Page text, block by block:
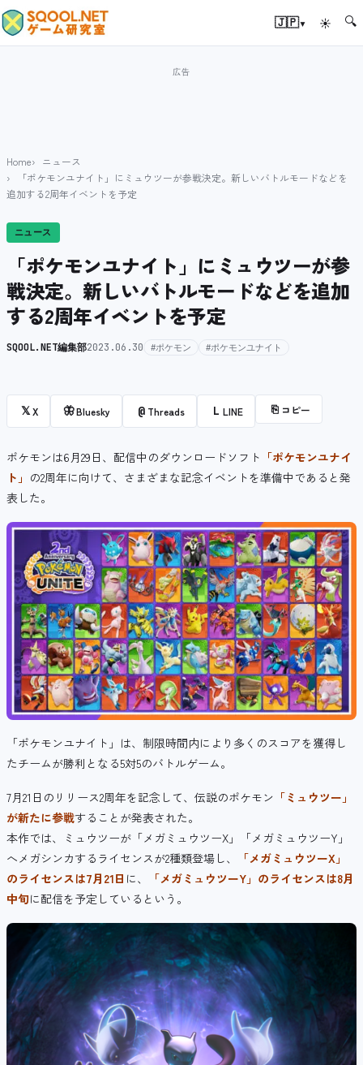
🇯🇵▾ ☀ 🔍
Home
ニュース
「ポケモンユナイト」にミュウツーが参戦決定。新しいバトルモードなどを
追加する2周年イベントを予定
ニュース
「ポケモンユナイト」にミュウツーが参
戦決定。新しいバトルモードなどを追加
する2周年イベントを予定
SQOOL.NET編集部2023.06.30 #ポケモン #ポケモンユナイト
𝕏X 🦋Bluesky @ Threads L LINE ⎘ コピー
ポケモンは6月29日、配信中のダウンロードソフト 「ポケモンユナイ
ト」 の2周年に向けて、さまざまな記念イベントを準備中であると発
表した。
「ポケモンユナイト」は、制限時間内により多くのスコアを獲得し
たチームが勝利となる5対5のバトルゲーム。
7月21日のリリース2周年を記念して、伝説のポケモン 「ミュウツー」
が新たに参戦することが発表された。
本作では、ミュウツーが「メガミュウツーX」「メガミュウツーY」
へメガシンカするライセンスが2種類登場し、
「メガミュウツーX」
のライセンスは7月21日 に、
「メガミュウツーY」のライセンスは8月
中旬に配信を予定しているという。